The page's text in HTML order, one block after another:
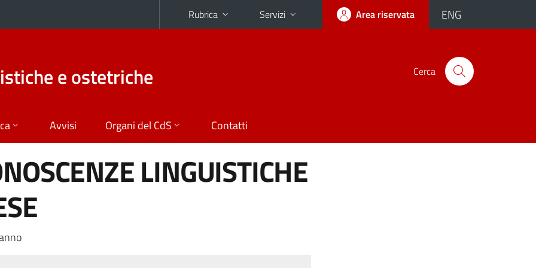
Rubrica Servizi Area riservata ENG
e ostetriche Cerca
Avvisi Organi del CdS Contatti
LINGUISTICHE